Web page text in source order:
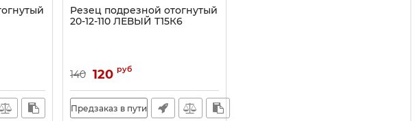
Резец подрезной отогнутый
20-12-110 ЛЕВЫЙ Т15К6
140 120 руб
Предзаказ в пути